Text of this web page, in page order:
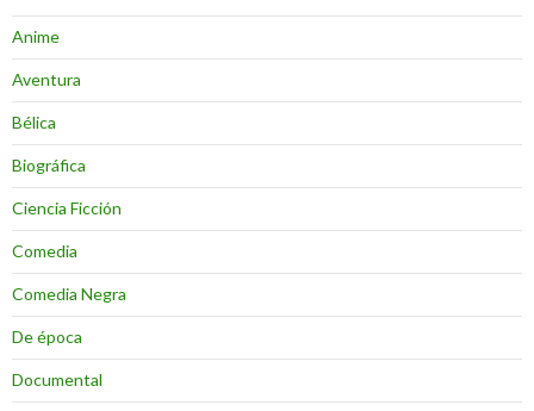
Anime
Aventura
Bélica
Biográfica
Ciencia Ficción
Comedia
Comedia Negra
De época
Documental